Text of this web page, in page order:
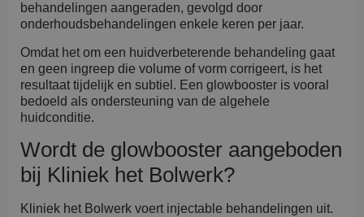
behandelingen aangeraden, gevolgd door
onderhoudsbehandelingen enkele keren per jaar.
Omdat het om een huidverbeterende behandeling gaat
en geen ingreep die volume of vorm corrigeert, is het
resultaat tijdelijk en subtiel. Een glowbooster is vooral
bedoeld als ondersteuning van de algehele
huidconditie.
Wordt de glowbooster aangeboden
bij Kliniek het Bolwerk?
Kliniek het Bolwerk voert injectable behandelingen uit.